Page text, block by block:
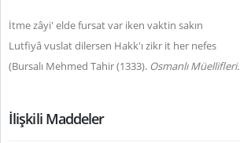
İtme zâyi' elde fursat var iken vaktin sakın
Lutfiyâ vuslat dilersen Hakk'ı zikr it her nefes
(Bursalı Mehmed Tahir (1333). Osmanlı Müellifleri.
İlişkili Maddeler